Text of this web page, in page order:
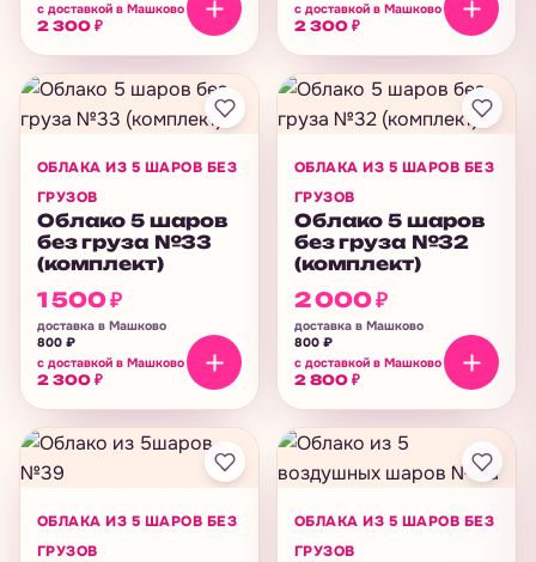
с доставкой в Машково
2 300 ₽
с доставкой в Машково
2 300 ₽
ОБЛАКА ИЗ 5 ШАРОВ БЕЗ
ГРУЗОВ
Облако 5 шаров
без груза №33
(комплект)
1 500₽
доставка в Машково
800 ₽
с доставкой в Машково
2 300 ₽
ОБЛАКА ИЗ 5 ШАРОВ БЕЗ
ГРУЗОВ
Облако 5 шаров
без груза №32
(комплект)
2 000₽
доставка в Машково
800 ₽
с доставкой в Машково
2 800 ₽
ОБЛАКА ИЗ 5 ШАРОВ БЕЗ
ГРУЗОВ
ОБЛАКА ИЗ 5 ШАРОВ БЕЗ
ГРУЗОВ